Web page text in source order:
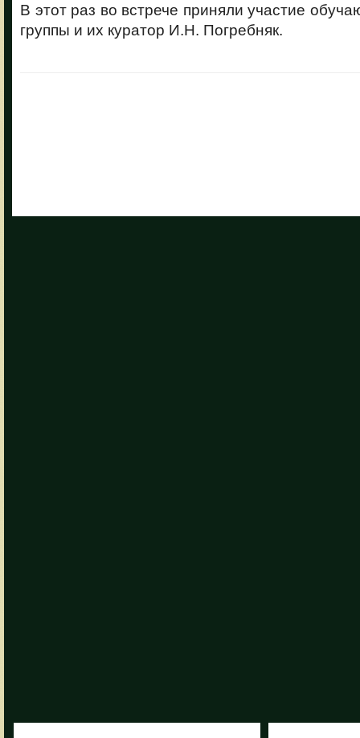
В этот раз во встрече приняли участие
группы и их куратор И.Н. Погребняк.